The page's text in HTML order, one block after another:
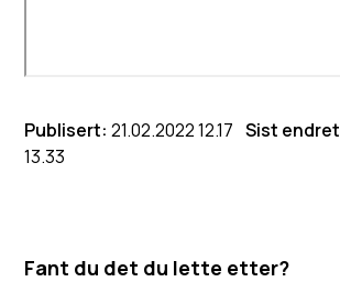
Publisert 21.02.2022 12.17 Sist endret
13.33
Fant du det du lette etter?